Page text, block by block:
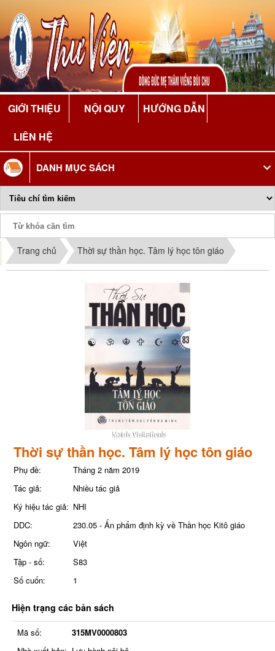
GIỚI THIỆU NỘI QUY
HƯỚNG DẪN
LIÊN HỆ
DANH MỤC SÁCH
Phiếu Sách
Trang chủ Thời sự thần học. Tâm lý học tôn giáo
Thời sự thần học. Tâm lý học tôn giáo
Phụ đề:
Tháng 2 năm 2019
Tác giả:
Nhiều tác giả
Ký hiệu tác giả: NHI
DDC:
230.05 - Ấn phẩm định kỳ về Thần học Kitô giáo
Ngôn ngữ:
Việt
Tập - số:
S83
Số cuốn:
1
Hiện trạng các bản sách
Mã số:
315MV0000803